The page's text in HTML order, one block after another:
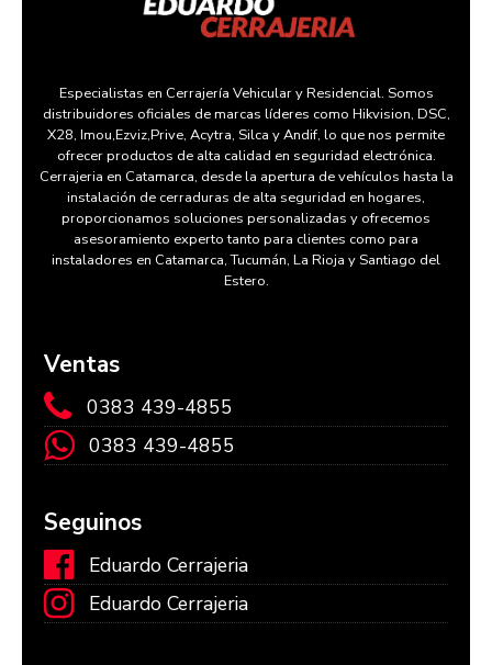
Especialistas en Cerrajería Vehicular y Residencial. Somos
distribuidores oficiales de marcas líderes como Hikvision, DSC,
X28, Imou,Ezviz,Prive, Acytra, Silca y Andif, lo que nos permite
ofrecer productos de alta calidad en seguridad electrónica.
Cerrajeria en Catamarca, desde la apertura de vehículos hasta la
instalación de cerraduras de alta seguridad en hogares,
proporcionamos soluciones personalizadas y ofrecemos
asesoramiento experto tanto para clientes como para
instaladores en Catamarca, Tucumán, La Rioja y Santiago del
Estero.
Ventas
0383 439-4855
0383 439-4855
Seguinos
Eduardo Cerrajeria
Eduardo Cerrajeria